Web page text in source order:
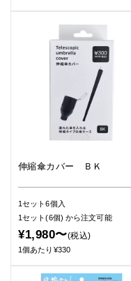
伸縮傘カバー ＢＫ
1セット6個入
1セット(6個) から注文可能
¥1,980〜(税込)
1個あたり¥330